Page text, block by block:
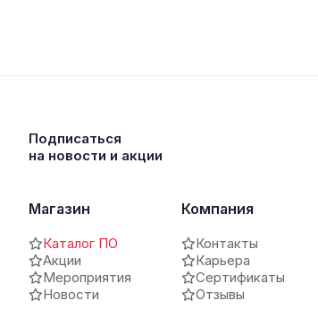
Подписаться
на новости и акции
Магазин
Каталог ПО
Акции
Мероприятия
Новости
Компания
Контакты
Карьера
Сертификаты
Отзывы